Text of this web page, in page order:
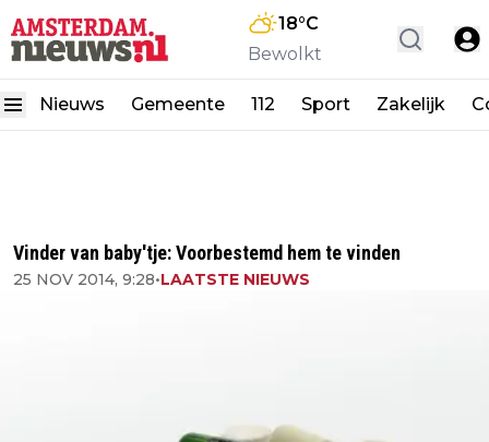
18°C
Bewolkt
Nieuws Gemeente 112 Sport Zakelijk
Vinder van baby'tje: Voorbestemd hem te vinden
25 NOV 2014, 9:28•LAATSTE NIEUWS